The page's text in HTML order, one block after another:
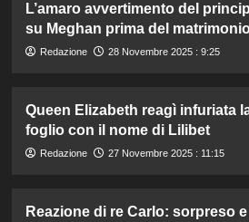
L’amaro avvertimento del
su Meghan prima del
Redazione 28 Novembre 2025 : 9:25
Queen Elizabeth reagì infuriata
foglio con il nome di Lilibet
Redazione 27 Novembre 2025 : 11:15
Reazione di re Carlo: sorpreso